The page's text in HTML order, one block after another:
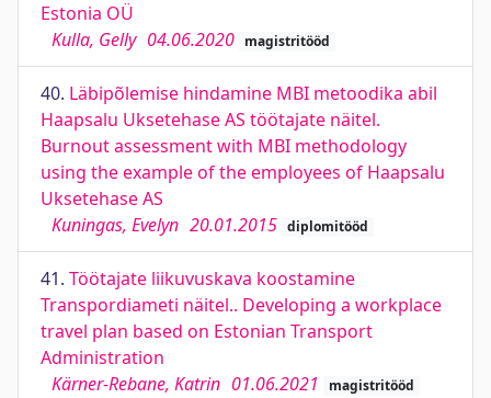
Estonia OÜ
Kulla, Gelly 04.06.2020 magistritööd
40. Läbipõlemise hindamine MBI metoodika abil
Haapsalu Uksetehase AS töötajate näitel.
Burnout assessment with MBI methodology
using the example of the employees of Haapsalu
Uksetehase AS
Kuningas, Evelyn 20.01.2015 diplomitööd
41. Töötajate liikuvuskava koostamine
Transpordiameti näitel.. Developing a workplace
travel plan based on Estonian Transport
Administration
Kärner-Rebane, Katrin 01.06.2021 magistritööd